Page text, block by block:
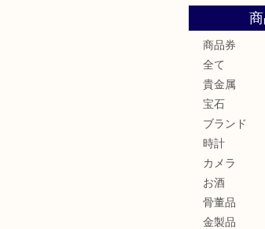
商品券
全て
貴金属
宝石
ブランド
時計
カメラ
お酒
骨董品
金製品